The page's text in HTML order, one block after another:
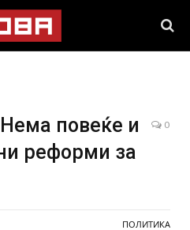
повеќе и
реформи за
0
ПОЛИТИКА